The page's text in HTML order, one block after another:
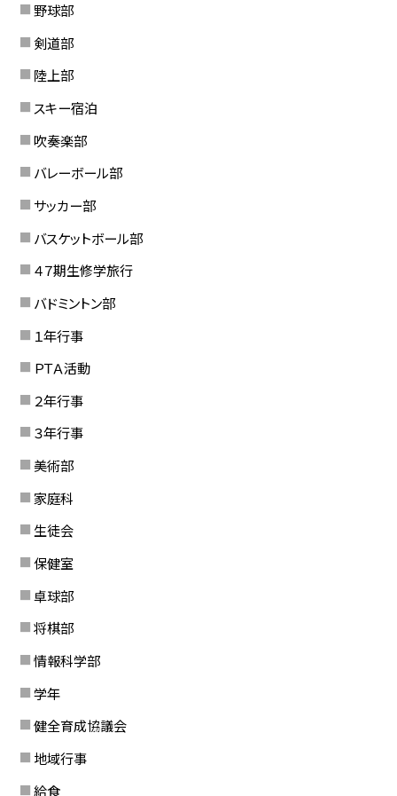
野球部
剣道部
陸上部
スキー宿泊
吹奏楽部
バレーボール部
サッカー部
バスケットボール部
４７期生修学旅行
バドミントン部
１年行事
ＰＴＡ活動
２年行事
３年行事
美術部
家庭科
生徒会
保健室
卓球部
将棋部
情報科学部
学年
健全育成協議会
地域行事
給食